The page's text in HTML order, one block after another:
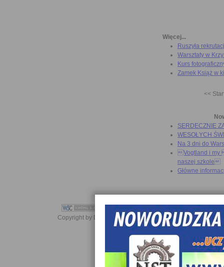
Więcej...
Ruszyła
Warsztaty w
Kurs
Zamek Książ w
<<
SERDECZNIE
WESOŁYCH
Na 3 dni do
Vogtland i my
naszej szkole
Główne
Copyright by Daniel JabĹoĹski 2006-2021. All rights